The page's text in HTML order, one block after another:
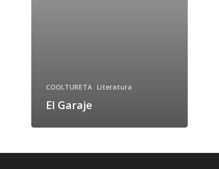
COOLTURETA Literatura
El Garaje